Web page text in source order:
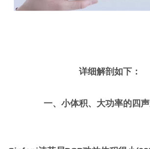
详细解剖如下：
一、小体积、大功率的四